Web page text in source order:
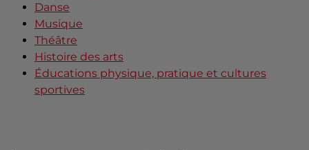
Danse
Musique
Théâtre
Histoire des arts
Éducations physique, pratique et cultures
sportives